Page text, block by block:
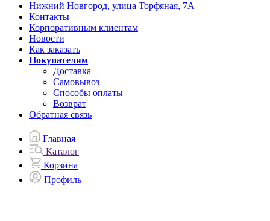
Нижний Новгород, улица Торфяная, 7А
Контакты
Корпоративным клиентам
Новости
Как заказать
Покупателям
Доставка
Самовывоз
Способы оплаты
Возврат
Обратная связь
Главная
Каталог
Корзина
Профиль